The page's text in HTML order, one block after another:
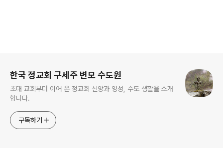
한국 정교회 구세주 변모 수도원
초대 교회부터 이어 온 정교회 신앙과 영성, 수도 생활을 소개
합니다.
구독하기